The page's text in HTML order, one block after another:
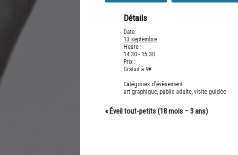
Détails
Date:
13 septembre
Heure :
14:30 - 15:30
Prix :
Gratuit à 9€
Catégories d’évènement:
art graphique, public adulte, visite guidée
«Éveil tout-petits (18 mois – 3 ans)